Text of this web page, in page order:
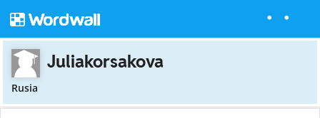
Juliakorsakova
Rusia